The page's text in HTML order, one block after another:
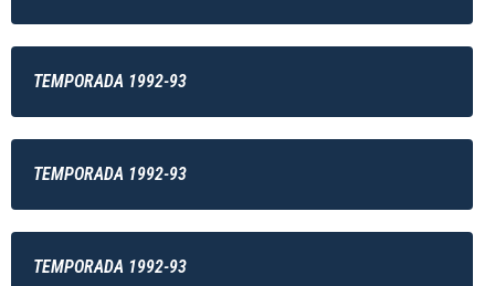
TEMPORADA 1992-93
TEMPORADA 1992-93
TEMPORADA 1992-93